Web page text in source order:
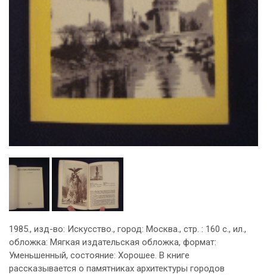
1985., изд-во: Искусство., город: Москва., стр. : 160 с., ил.,
обложка: Мягкая издательская обложка, формат:
Уменьшенный, состояние: Хорошее. В книге
рассказывается о памятниках архитектуры городов